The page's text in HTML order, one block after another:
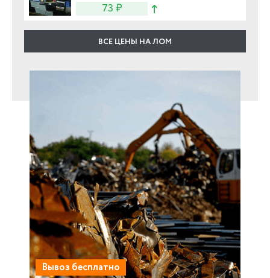
Вывоз бесплатно
73 ₽
ВСЕ ЦЕНЫ НА ЛОМ